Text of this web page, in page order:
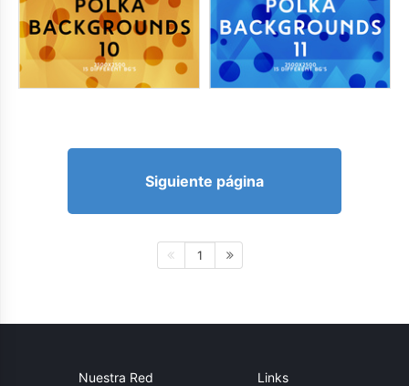
Siguiente página
1
Nuestra Red Links